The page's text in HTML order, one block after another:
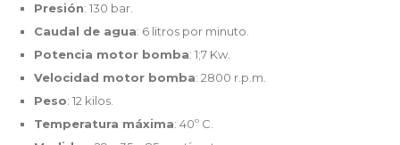
Presión: 130 bar.
Caudal de agua: 6 litros por minuto.
Potencia motor bomba: 1;7 Kw.
Velocidad motor bomba: 2800 r.p.m.
Peso: 12 kilos.
Temperatura máxima: 40º C.